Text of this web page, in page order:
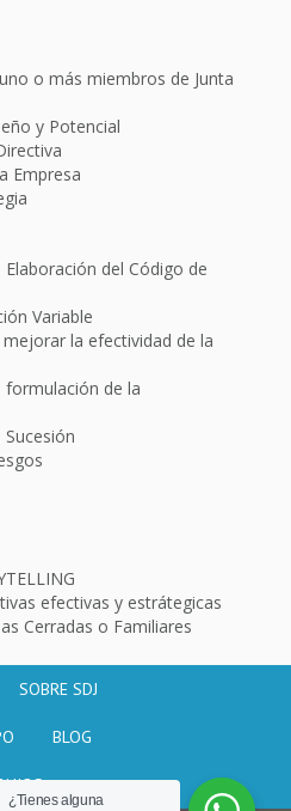
o más miembros de Junta
y Potencial
Empresa
del Código de
Variable
la efectividad de la
de la
efectivas y estrátegicas
Cerradas o Familiares
SOBRE SDJ
BLOG
¿Tienes alguna